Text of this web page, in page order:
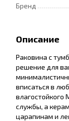
Бренд
Описание
Раковина с
решение для
вписаться в
влагостойкого
службы, а
царапинам и